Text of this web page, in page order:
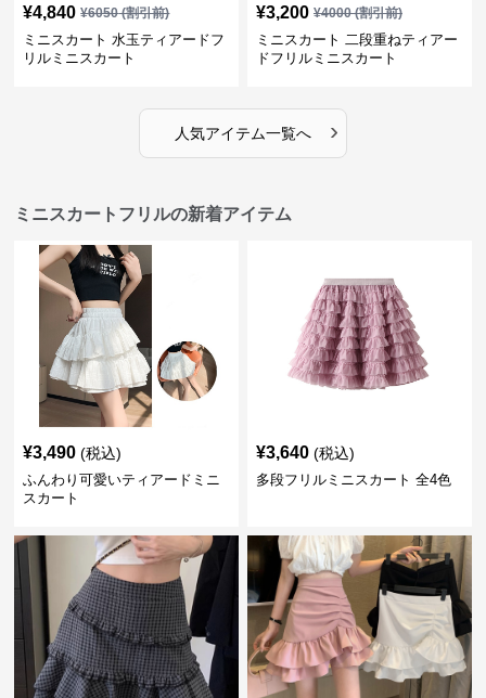
¥4,840 ¥6050(割引前)
ミニスカート 水玉ティアードフ
リルミニスカート
¥3,200 ¥4000(割引前)
ミニスカート 二段重ねティアー
ドフリルミニスカート
人気アイテム一覧へ ›
ミニスカートフリルの新着アイテム
¥3,490 (税込)
ふんわり可愛いティアードミニ
スカート
¥3,640 (税込)
多段フリルミニスカート 全4色